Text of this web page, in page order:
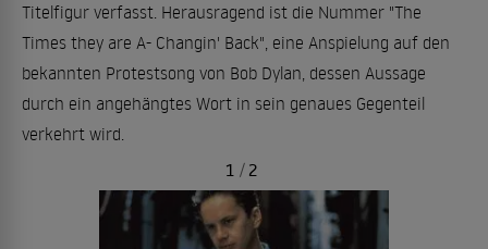
Titelfigur verfasst. Herausragend ist die Nummer "The
Times they are A- Changin' Back", eine Anspielung auf den
bekannten Protestsong von Bob Dylan, dessen Aussage
durch ein angehängtes Wort in sein genaues Gegenteil
verkehrt wird.
1 / 2